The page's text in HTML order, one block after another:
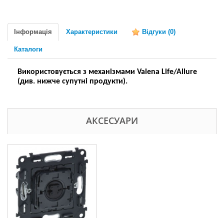
Інформація Характеристики Відгуки (0)
Каталоги
Використовується з механізмами Valena Life/Allure
(див. нижче супутні продукти).
АКСЕСУАРИ